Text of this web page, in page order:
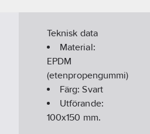
Teknisk data
Material:
EPDM
(etenpropengummi)
Färg:Svart
Utförande:
100x150 mm.